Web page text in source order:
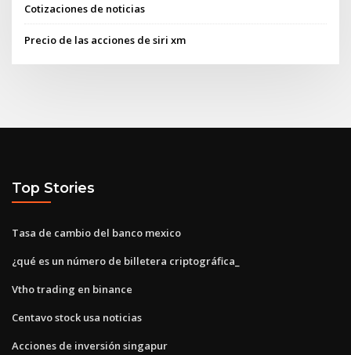
Cotizaciones de noticias
Precio de las acciones de siri xm
Top Stories
Tasa de cambio del banco mexico
¿qué es un número de billetera criptográfica_
Vtho trading en binance
Centavo stock usa noticias
Acciones de inversión singapur